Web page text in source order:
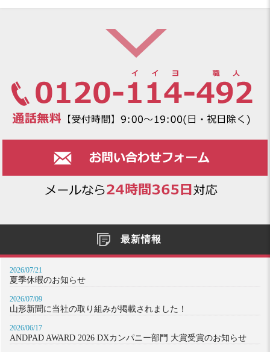
最新情報
2026/07/21
夏季休暇のお知らせ
2026/07/09
山形新聞に当社の取り組みが掲載されました！
2026/06/17
ANDPAD AWARD 2026 DXカンパニー部門 大賞受賞のお知らせ